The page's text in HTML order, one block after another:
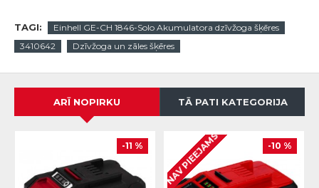
TAGI:
Einhell GE-CH 1846-Solo Akumulatora dzīvžoga šķēres
3410642
Dzīvžoga un zāles šķēres
ARĪ NOPIRKU TĀ PATI KATEGORIJA
-11 % -10 %
NAV PIEEJAMS